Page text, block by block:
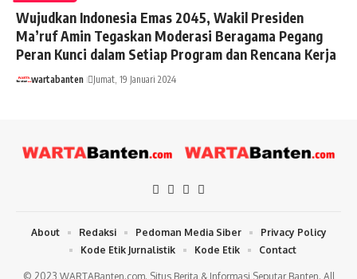
Wujudkan Indonesia Emas 2045, Wakil Presiden
Ma’ruf Amin Tegaskan Moderasi Beragama Pegang
Peran Kunci dalam Setiap Program dan Rencana Kerja
wartabanten Jumat, 19 Januari 2024
© 2023 WARTABanten.com. Situs Berita & Informasi Seputar Banten. All
About Redaksi Pedoman Media Siber
Privacy Policy
Kode Etik Jurnalistik
Kode Etik Contact